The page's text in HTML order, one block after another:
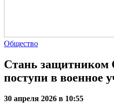
Общество
Стань защитником
поступи в военное
30 апреля 2026 в 10:55